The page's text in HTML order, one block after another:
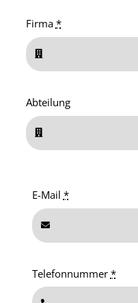
Firma *
Abteilung
E-Mail *
Telefonnummer *